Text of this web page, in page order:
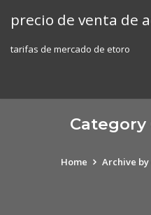
precio de venta de
tarifas de mercado de etoro
Category
Home Archive